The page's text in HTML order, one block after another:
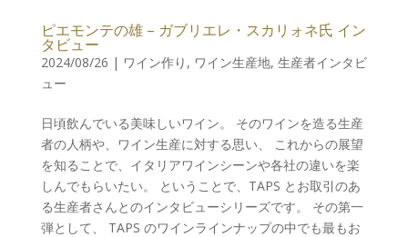
ピエモンテの雄 – ガブリエレ・スカリォネ氏 イン
タビュー
2024/08/26 | ワイン作り , ワイン生産地, 生産者インタビ
ュー
日頃飲んでいる美味しいワイン。 そのワインを造る生産
者の人柄や、ワイン生産に対する思い、 これからの展望
を知ることで、イタリアワインシーンや各社の違いを楽
しんでもらいたい。 ということで、TAPS とお取引のあ
る生産者さんとのインタビューシリーズです。 その第一
弾として、 TAPS のワインラインナップの中でも最もお